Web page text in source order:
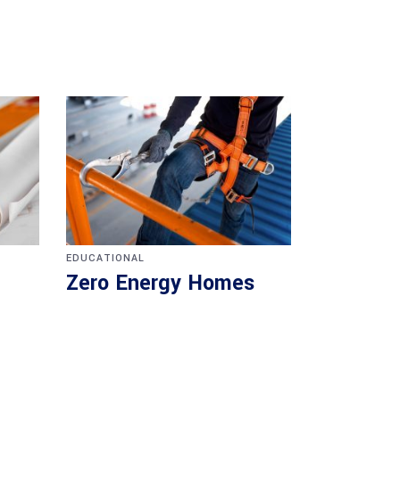
EDUCATIONAL
Zero Energy Homes